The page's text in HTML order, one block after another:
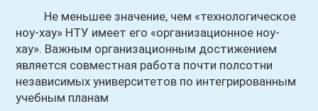
Не меньшее значение, чем «технологическое
ноу-хау» НТУ имеет его «организационное ноу-
хау». Важным организационным достижением
является совместная работа почти полсотни
независимых университетов по интегрированным
учебным планам